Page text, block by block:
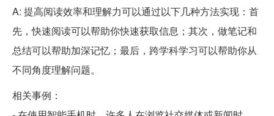
A: 提高阅读效率和理解力可以通过以下几种方法实现：首
先，快速阅读可以帮助你快速获取信息；其次，做笔记和
总结可以帮助加深记忆；最后，跨学科学习可以帮助你从
不同角度理解问题。
相关事例：